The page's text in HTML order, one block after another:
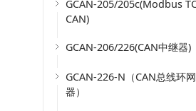
GCAN-205/205c(Modbus
CAN)
GCAN-206/226(CAN中继器)
GCAN-226-N（CAN总线环
器）